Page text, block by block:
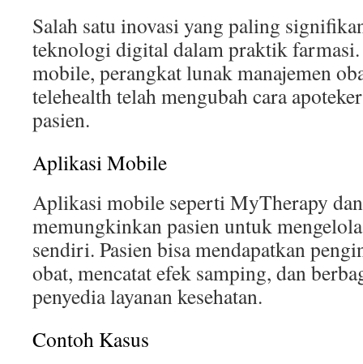
Salah satu inovasi yang paling
teknologi digital dalam praktik
mobile, perangkat lunak manajemen
telehealth telah mengubah cara
pasien.
Aplikasi Mobile
Aplikasi mobile seperti MyTherapy
memungkinkan pasien untuk
sendiri. Pasien bisa mendapatkan
obat, mencatat efek samping, dan
penyedia layanan kesehatan.
Contoh Kasus